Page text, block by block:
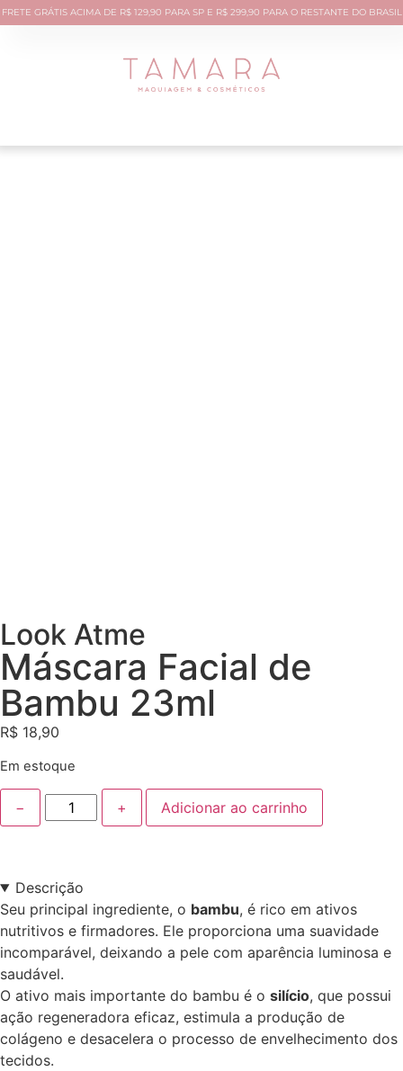
FRETE GRÁTIS ACIMA DE R$ 129,90 PARA SP E R$ 299,90 PARA O RESTANTE DO BRASIL
Look Atme
Máscara Facial de
Bambu 23ml
R$ 18,90
Em estoque
− + Adicionar ao carrinho
Descrição
Seu principal ingrediente, o bambu, é rico em ativos
nutritivos e firmadores. Ele proporciona uma suavidade
incomparável, deixando a pele com aparência luminosa e
saudável.
O ativo mais importante do bambu é o silício, que possui
ação regeneradora eficaz, estimula a produção de
colágeno e desacelera o processo de envelhecimento dos
tecidos.